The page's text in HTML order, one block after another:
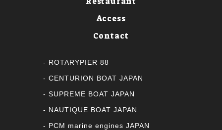
Access
Contact
ROTARYPIER 88
CENTURION BOAT JAPAN
SUPREME BOAT JAPAN
NAUTIQUE BOAT JAPAN
PCM marine engines JAPAN